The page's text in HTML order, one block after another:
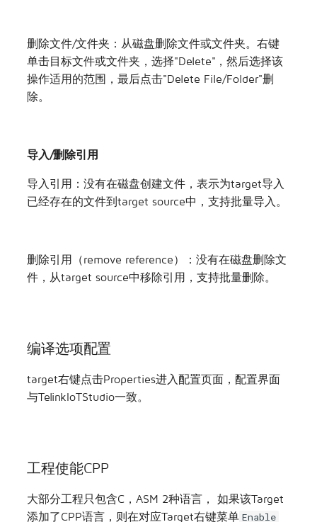
增加文件/文件夹：在磁盘上创建文件或文件夹。右
键单击目标文件夹，选择"New File"或"New
Folder"，输入文件或文件夹名称，然后选择该操作适
单击目标文件或文件夹，选择"Delete"，然后选择该
操作适用的范围，最后点击"Delete File/Folder"删
导入/删除引用
删除引用（remove reference）：没有在磁盘删除文
件，从target source中移除引用，支持批量删除。
编译选项配置
target右键点击Properties进入配置页面，配置界面